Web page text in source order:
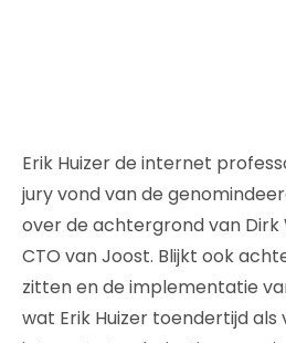
Erik Huizer de internet
jury vond van de
over de achtergrond van Dirk
CTO van Joost. Blijkt ook
zitten en de implementatie
wat Erik Huizer toendertijd